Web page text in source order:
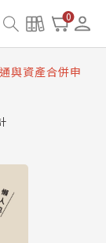
0
書櫃開通申請
與資產合併申
櫃開通申請